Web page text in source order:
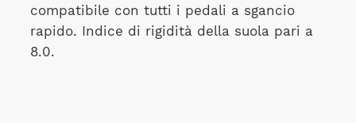
compatibile con tutti i pedali a sgancio
rapido. Indice di rigidità della suola pari a
8.0.